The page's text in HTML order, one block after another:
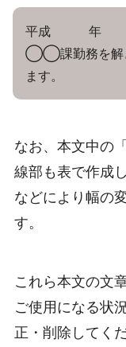
平成 年 月
◯◯課勤務を解
ます。
なお、本文中の
線部も表で作成
などにより幅の
す。
これら本文の文
ご使用になる状
正・削除してく